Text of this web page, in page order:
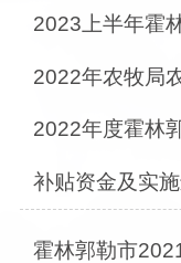
补贴资金及实